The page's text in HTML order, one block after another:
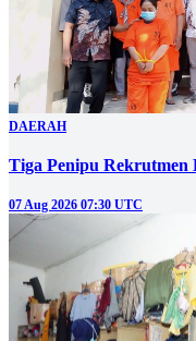
DAERAH
Tiga Penipu
07 Aug 2026 07:30 UTC